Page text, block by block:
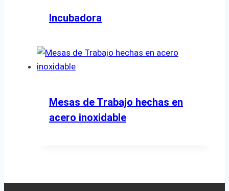
Incubadora
Mesas de Trabajo hechas en
acero inoxidable